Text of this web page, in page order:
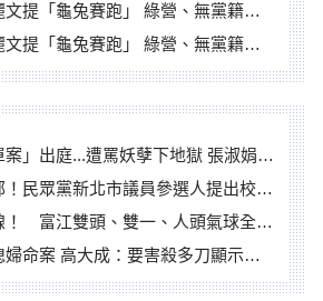
龜兔賽跑」 綠營、無黨籍忙否認是烏龜
龜兔賽跑」 綠營、無黨籍忙否認是烏龜
庭...遭罵妖孽下地獄 張淑娟批：舌頭殺人有罪
新北市議員參選人提出校園反毒防線升級政見
富江雙頭、雙一、人頭氣球全登場
案 高大成：要害殺多刀顯示怨恨深